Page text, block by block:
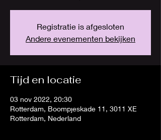
Registratie is afgesloten
Andere evenementen bekijken
Tijd en locatie
03 nov 2022, 20:30
Rotterdam, Boompjeskade 11, 3011 XE
Rotterdam, Nederland